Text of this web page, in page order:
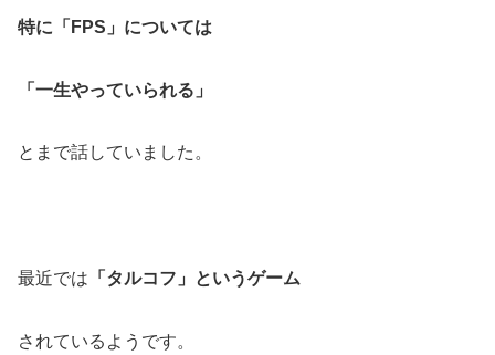
特に「FPS」については
「一生やっていられる」
とまで話していました。
最近では 「タルコフ」というゲーム
されているようです。